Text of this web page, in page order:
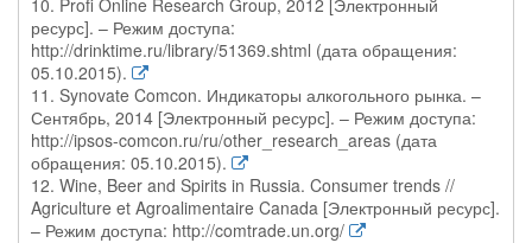
10. Profi Online Research Group, 2012 [Электронный
ресурс]. – Режим доступа:
http://drinktime.ru/library/51369.shtml (дата обращения:
05.10.2015).
11. Synovate Comcon. Индикаторы алкогольного рынка. –
Сентябрь, 2014 [Электронный ресурс]. – Режим доступа:
http://ipsos-comcon.ru/ru/other_research_areas (дата
обращения: 05.10.2015).
12. Wine, Beer and Spirits in Russia. Consumer trends //
Agriculture et Agroalimentaire Canada [Электронный ресурс].
– Режим доступа: http://comtrade.un.org/